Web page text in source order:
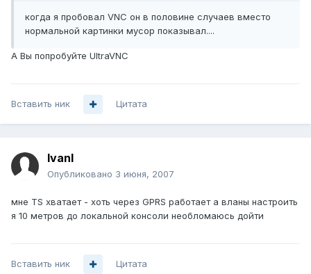
когда я пробовал VNC он в половине случаев вместо
нормальной картинки мусор показывал....
А Вы попробуйте UltraVNC
Вставить ник Цитата
IvanI
Опубликовано 3 июня, 2007
мне TS хватает - хоть через GPRS работает а вланы настроить
я 10 метров до локальной консоли необломаюсь дойти
Вставить ник Цитата